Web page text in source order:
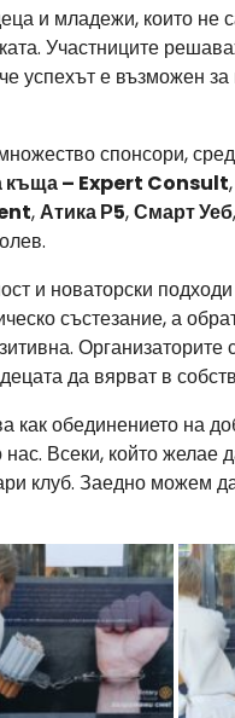
и младежи, които не
Участниците
успехът е възможен
спонсори,
къща – Expert Consult
,Атика Р5,Смарт Уеб,
и новаторски
състезание, а
Организаторите
да вярват в
как обединението на
Всеки, който желае
клуб. Заедно можем